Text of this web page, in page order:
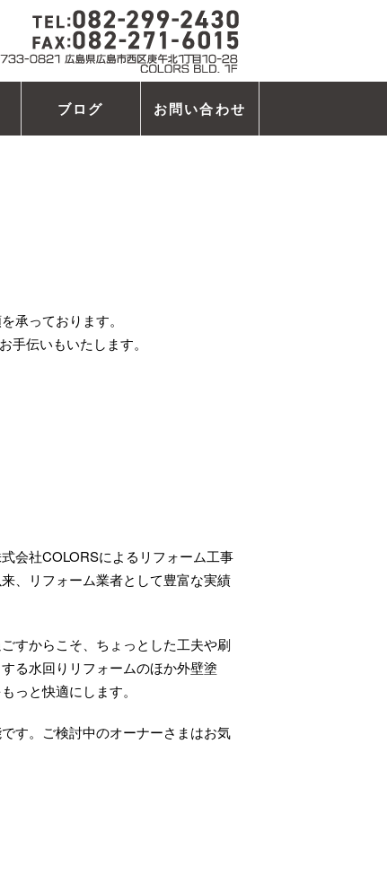
ブログ お問い合わせ
承っております。
伝いもいたします。
会社COLORSによるリフォーム工事
、リフォーム業者として豊富な実績
すからこそ、ちょっとした工夫や刷
る水回りリフォームのほか外壁塗
っと快適にします。
す。ご検討中のオーナーさまはお気